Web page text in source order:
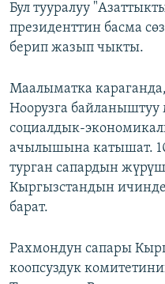
Бул тууралуу
президенттин басма
берип жазып чыкты.
Маалыматка
Ноорузга
социалдык-
ачылышына катышат.
турган сапардын
Кыргызстандын
барат.
Рахмондун сапары
коопсуздук